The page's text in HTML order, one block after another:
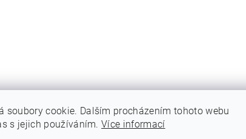
soubory cookie. Dalším procházením tohoto webu
s jejich používáním.Více informací